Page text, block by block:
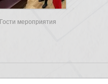
Гости мероприятия